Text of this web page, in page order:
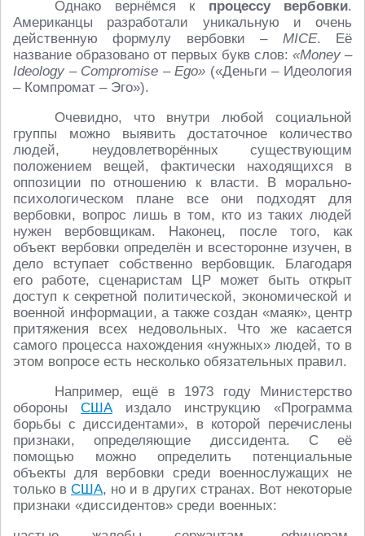
Однако вернёмся к процессу вербовки.
Американцы разработали уникальную и очень
действенную формулу вербовки – MICE. Её
название образовано от первых букв слов: «Money –
Ideology – Compromise – Ego» («Деньги – Идеология
– Компромат – Эго»).
Очевидно, что внутри любой социальной
группы можно выявить достаточное количество
людей, неудовлетворённых существующим
положением вещей, фактически находящихся в
оппозиции по отношению к власти. В морально-
психологическом плане все они подходят для
вербовки, вопрос лишь в том, кто из таких людей
нужен вербовщикам. Наконец, после того, как
объект вербовки определён и всесторонне изучен, в
дело вступает собственно вербовщик. Благодаря
его работе, сценаристам ЦР может быть открыт
доступ к секретной политической, экономической и
военной информации, а также создан «маяк», центр
притяжения всех недовольных. Что же касается
самого процесса нахождения «нужных» людей, то в
этом вопросе есть несколько обязательных правил.
Например, ещё в 1973 году Министерство
обороны СШАиздало инструкцию «Программа
борьбы с диссидентами», в которой перечислены
признаки, определяющие диссидента. С её
помощью можно определить потенциальные
объекты для вербовки среди военнослужащих не
только в США, но и в других странах. Вот некоторые
признаки «диссидентов» среди военных: